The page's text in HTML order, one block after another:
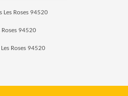
Roses 94520
94520
Roses 94520